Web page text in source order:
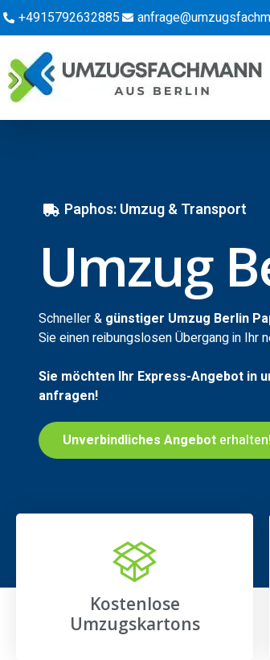
+4915792632885
Paphos: Umzug & Transport
Umzug
Schneller & günstiger Umzug Berlin
Sie einen reibungslosen Übergang in Ihr
Sie möchten Ihr Express-Angebot in
anfragen!
Unverbindliches Angebot erhalten!
Kostenlose
Umzugskartons